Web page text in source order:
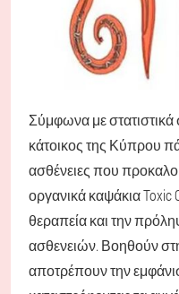
Σύμφωνα με στατιστικά
κάτοικος της Κύπρου
ασθένειες που
οργανικά καψάκια Toxic
θεραπεία και την
ασθενειών. Βοηθούν
αποτρέπουν την